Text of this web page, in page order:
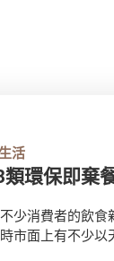
活
類環保即棄
少消費者的飲
市面上有不少